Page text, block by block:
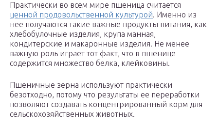
Практически во всем мире пшеница считается
ценной продовольственной культурой. Именно из
нее получаются такие важные продукты питания, как
хлебобулочные изделия, крупа манная,
кондитерские и макаронные изделия. Не менее
важную роль играет тот факт, что в пшенице
содержится множество белка, клейковины.
Пшеничные зерна используют практически
безотходно, потому что результаты ее переработки
позволяют создавать концентрированный корм для
сельскохозяйственных животных.